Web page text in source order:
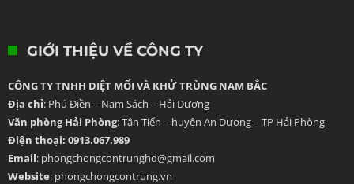
GIỚI THIỆU VỀ CÔNG TY
CÔNG TY TNHH DIỆT MỐI VÀ KHỬ TRÙNG NAM BẮC
Địa chỉ: Phú Điền – Nam Sách – Hải Dương
Văn phòng Hải Phòng: Tân Tiến – huyện An Dương – TP Hải Phòng
Điện thoại: 0913.067.989
Email: phongchongcontrunghd@gmail.com
Website: phongchongcontrung.vn